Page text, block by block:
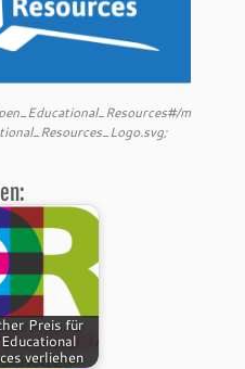
m
Preis für
verliehen